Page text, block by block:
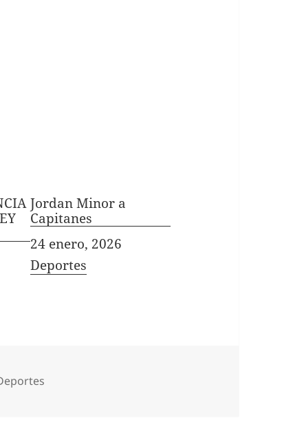
Jordan Minor a
Capitanes
Fecha
24 enero, 2026
In relation to
Deportes